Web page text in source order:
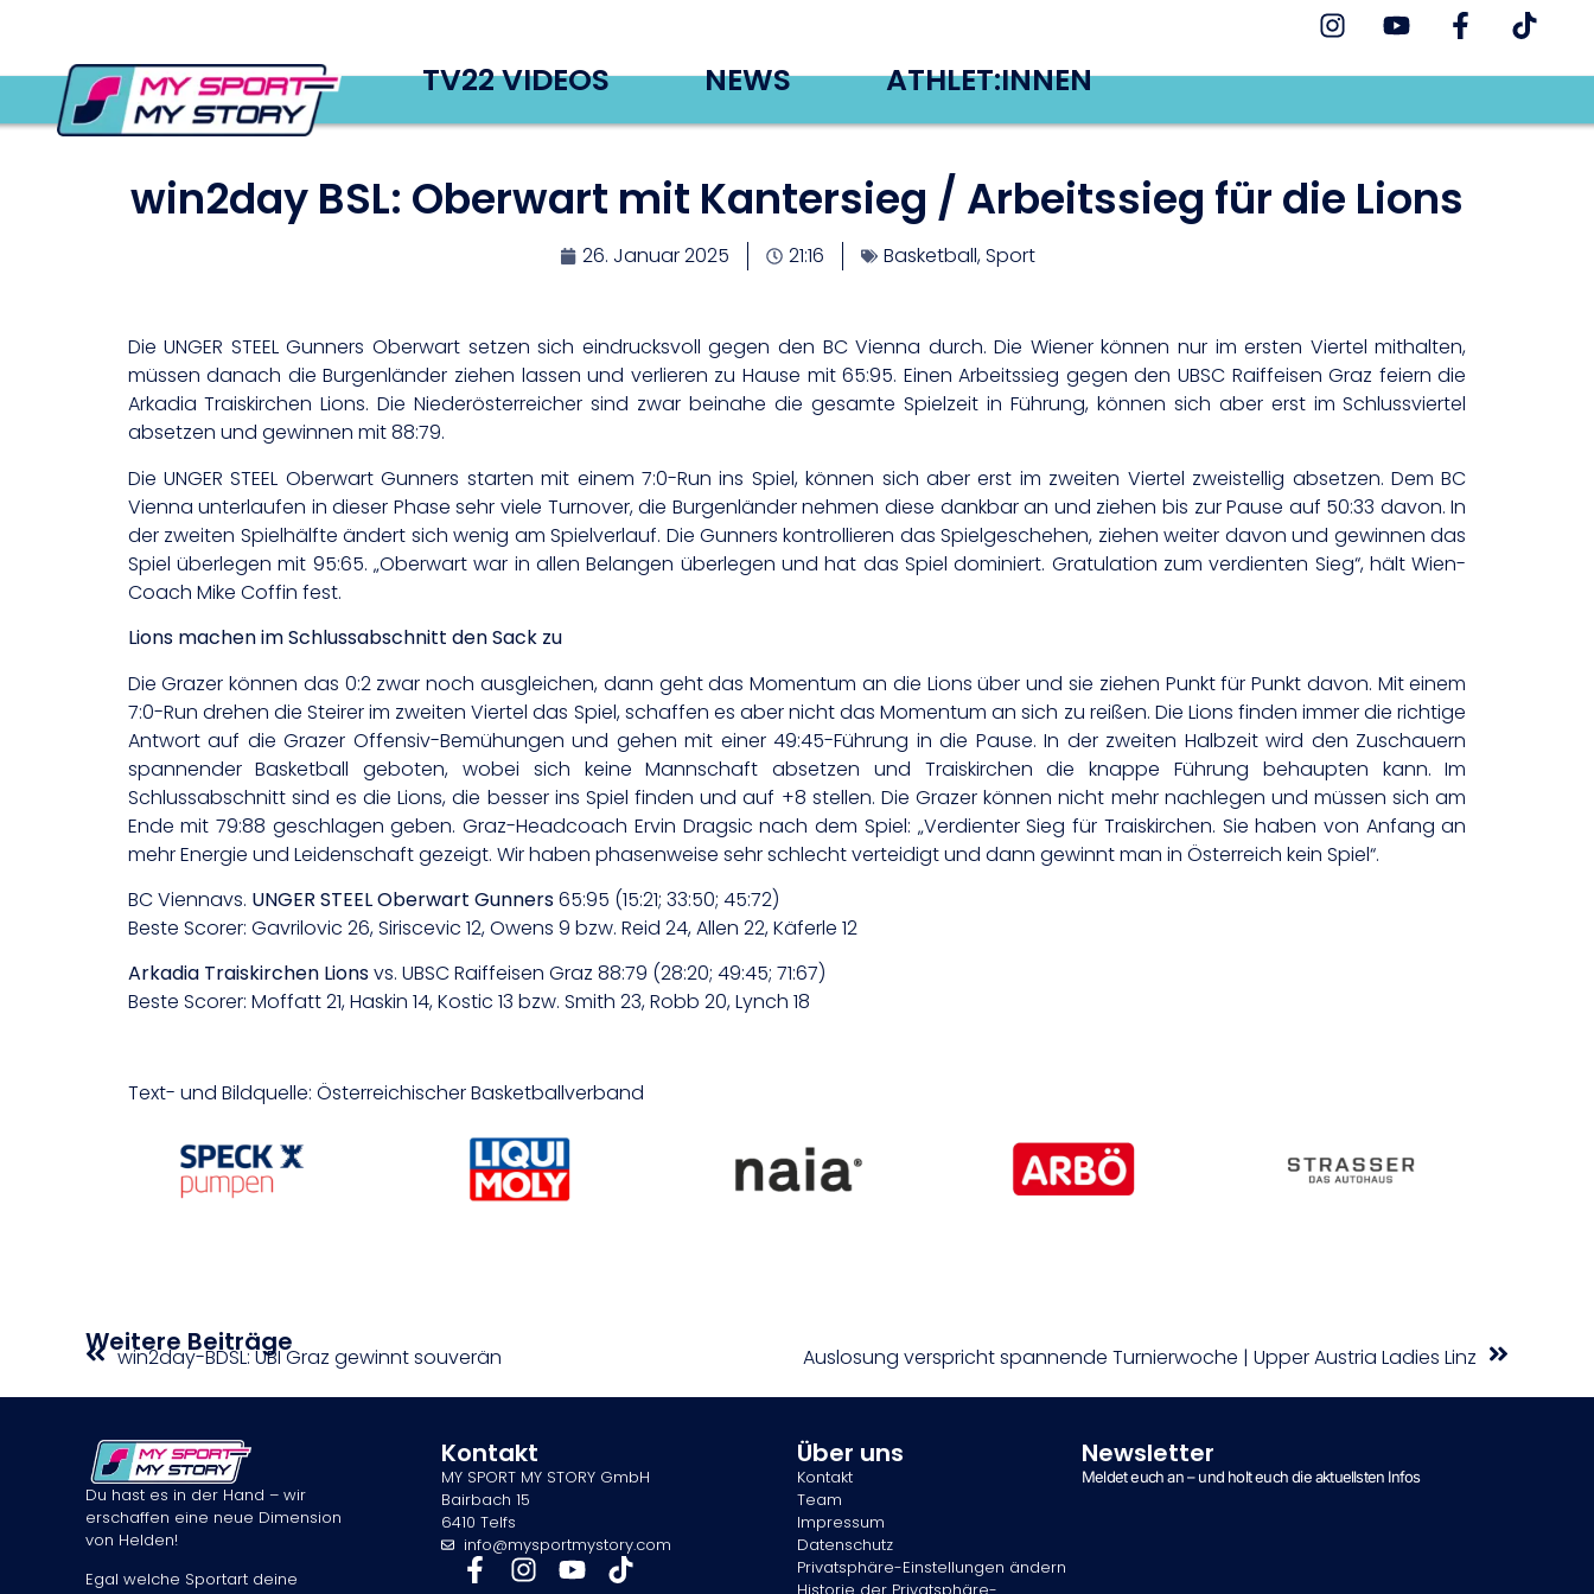
TV22 VIDEOS NEWS ATHLET:INNEN
win2day BSL: Oberwart mit Kantersieg / Arbeitssieg für die Lions
26. Januar 2025 21:16 Basketball,Sport
Die UNGER STEEL Gunners Oberwart setzen sich eindrucksvoll gegen den BC Vienna durch. Die Wiener können nur im ersten Viertel mithalten,
müssen danach die Burgenländer ziehen lassen und verlieren zu Hause mit 65:95. Einen Arbeitssieg gegen den UBSC Raiffeisen Graz feiern die
Arkadia Traiskirchen Lions. Die Niederösterreicher sind zwar beinahe die gesamte Spielzeit in Führung, können sich aber erst im Schlussviertel
absetzen und gewinnen mit 88:79.
Die UNGER STEEL Oberwart Gunners starten mit einem 7:0-Run ins Spiel, können sich aber erst im zweiten Viertel zweistellig absetzen. Dem BC
Vienna unterlaufen in dieser Phase sehr viele Turnover, die Burgenländer nehmen diese dankbar an und ziehen bis zur Pause auf 50:33 davon. In
der zweiten Spielhälfte ändert sich wenig am Spielverlauf. Die Gunners kontrollieren das Spielgeschehen, ziehen weiter davon und gewinnen das
Spiel überlegen mit 95:65. „Oberwart war in allen Belangen überlegen und hat das Spiel dominiert. Gratulation zum verdienten Sieg“, hält Wien-
Coach Mike Coffin fest.
Lions machen im Schlussabschnitt den Sack zu
Die Grazer können das 0:2 zwar noch ausgleichen, dann geht das Momentum an die Lions über und sie ziehen Punkt für Punkt davon. Mit einem
7:0-Run drehen die Steirer im zweiten Viertel das Spiel, schaffen es aber nicht das Momentum an sich zu reißen. Die Lions finden immer die richtige
Antwort auf die Grazer Offensiv-Bemühungen und gehen mit einer 49:45-Führung in die Pause. In der zweiten Halbzeit wird den Zuschauern
spannender Basketball geboten, wobei sich keine Mannschaft absetzen und Traiskirchen die knappe Führung behaupten kann. Im
Schlussabschnitt sind es die Lions, die besser ins Spiel finden und auf +8 stellen. Die Grazer können nicht mehr nachlegen und müssen sich am
Ende mit 79:88 geschlagen geben. Graz-Headcoach Ervin Dragsic nach dem Spiel: „Verdienter Sieg für Traiskirchen. Sie haben von Anfang an
mehr Energie und Leidenschaft gezeigt. Wir haben phasenweise sehr schlecht verteidigt und dann gewinnt man in Österreich kein Spiel“.
BC Viennavs. UNGER STEEL Oberwart Gunners65:95 (15:21; 33:50; 45:72)
Beste Scorer: Gavrilovic 26, Siriscevic 12, Owens 9 bzw. Reid 24, Allen 22, Käferle 12
Arkadia Traiskirchen Lionsvs. UBSC Raiffeisen Graz 88:79 (28:20; 49:45; 71:67)
Beste Scorer: Moffatt 21, Haskin 14, Kostic 13 bzw. Smith 23, Robb 20, Lynch 18
Text- und Bildquelle: Österreichischer Basketballverband
Weitere Beiträge
win2day-BDSL: UBI Graz gewinnt souverän Auslosung verspricht spannende Turnierwoche | Upper Austria Ladies Linz
Du hast es in der Hand – wir
erschaffen eine neue Dimension
von Helden!
Egal welche Sportart deine
Kontakt
MY SPORT MY STORY GmbH
Bairbach 15
6410 Telfs
info@mysportmystory.com
Über uns
Kontakt
Team
Impressum
Datenschutz
Privatsphäre-Einstellungen ändern
Newsletter
Meldet euch an – und holt euch die aktuellsten Infos